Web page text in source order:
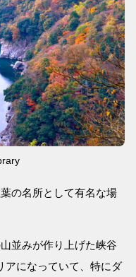
の名所として有名な場
並みが作り上げた峡谷
アになっていて、特にダ